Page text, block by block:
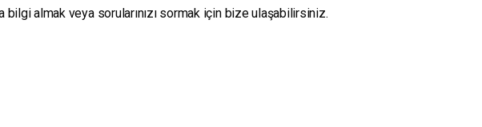
bilgi almak veya sorularınızı sormak için bize ulaşabilirsiniz.